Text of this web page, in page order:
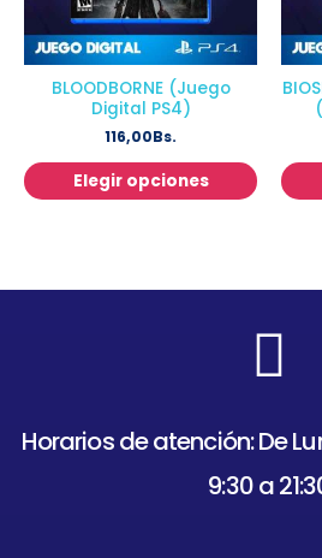
BLOODBORNE (Juego
Digital PS4)
116,00Bs.
Elegir opciones
Horarios de atención: De
9:30 a